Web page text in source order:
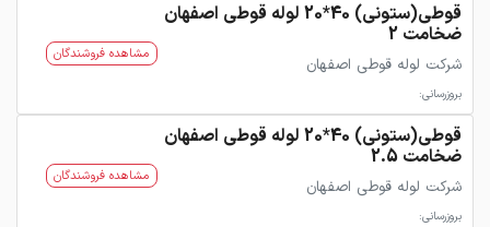
قوطی(ستونی) 40*20 لوله قوطی اصفهان
ضخامت 2
شرکت لوله قوطی اصفهان
بروزرسانی:
مشاهده فروشندگان
قوطی(ستونی) 40*20 لوله قوطی اصفهان
ضخامت 2.5
شرکت لوله قوطی اصفهان
بروزرسانی:
مشاهده فروشندگان